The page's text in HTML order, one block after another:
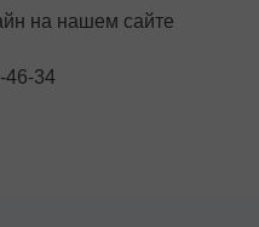
на нашем сайте
46-34